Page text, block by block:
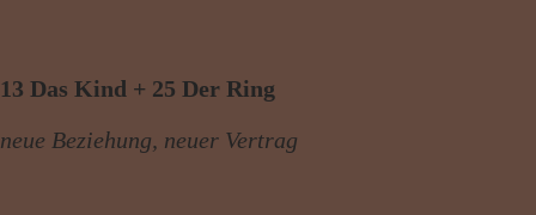
13 Das Kind + 25 Der Ring
neue Beziehung, neuer Vertrag